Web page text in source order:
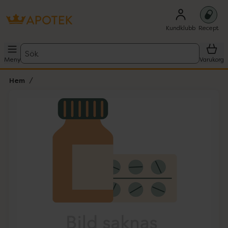
Kundklubb Recept
Meny
Sök
Varukorg
Hem
Lista: . Innehåller 1 objekt.